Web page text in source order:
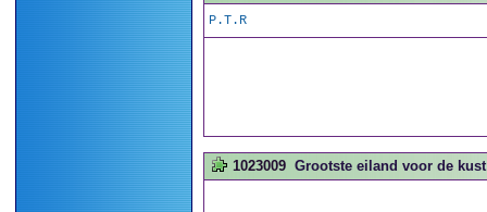
P.T.R
1023009 Grootste eiland voor de